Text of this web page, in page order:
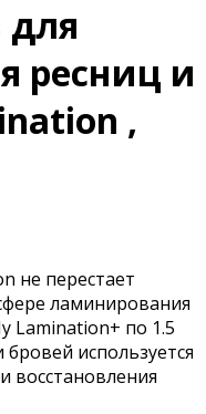
для
ресниц и
,
не перестает
ламинирования
Lamination+ по 1.5
используется
восстановления